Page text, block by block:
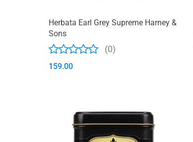
Herbata Earl Grey Supreme Harney &
Sons
(0)
159.00